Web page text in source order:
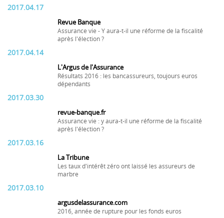
2017.04.17
Revue Banque
Assurance vie - Y aura-t-il une réforme de la fiscalité
après l'élection ?
2017.04.14
L'Argus de l'Assurance
Résultats 2016 : les bancassureurs, toujours euros
dépendants
2017.03.30
revue-banque.fr
Assurance vie : y aura-t-il une réforme de la fiscalité
après l'élection ?
2017.03.16
La Tribune
Les taux d'intérêt zéro ont laissé les assureurs de
marbre
2017.03.10
argusdelassurance.com
2016, année de rupture pour les fonds euros